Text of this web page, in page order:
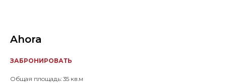
Ahora
ЗАБРОНИРОВАТЬ
Общая площадь: 35 кв.м